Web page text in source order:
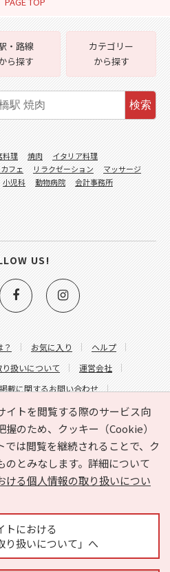
イトを閲覧する際のサービス向
握のため、クッキー（Cookie）
は閲覧を継続されることで、ク
のとみなします。詳細について
ける個人情報の取り扱いについ
トにおける
り扱いについて」へ
お気に入り
ヘルプ
扱いについて
運営会社
載に関するお問い合わせ
関するお問い合わせ
・路線
ら探す
カテゴリー
から探す
検索
料理 焼肉
イタリア料理
フェ リラクゼーション
マッサージ
小児科 動物病院
会計事務所
US!
All Rights Reserved.